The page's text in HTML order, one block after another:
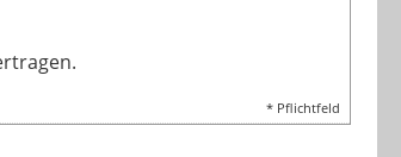
* Pflichtfeld